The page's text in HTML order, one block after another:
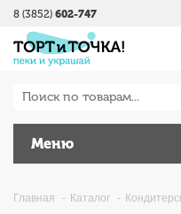
8 (3852) 602-747
Меню
Главная Каталог